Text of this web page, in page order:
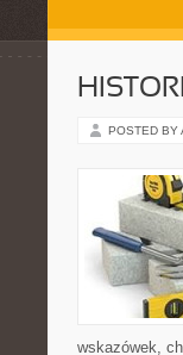
POSTED BY
wskazówek,